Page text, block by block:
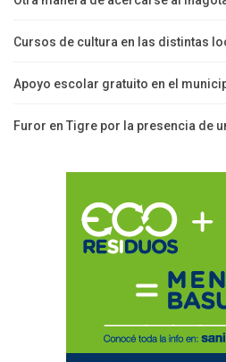
Cursos de cultura en las distintas
Apoyo escolar gratuito en el
Furor en Tigre por la presencia de